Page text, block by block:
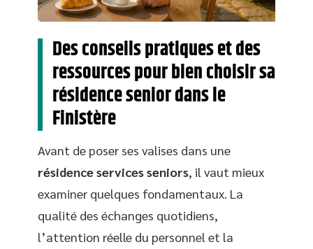
Des conseils pratiques et des
ressources pour bien choisir sa
résidence senior dans le
Finistère
Avant de poser ses valises dans une
résidence services seniors, il vaut mieux
examiner quelques fondamentaux. La
qualité des échanges quotidiens,
l’attention réelle du personnel et la